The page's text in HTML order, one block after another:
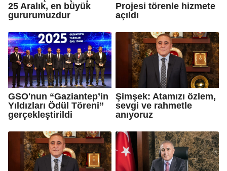
25 Aralık, en büyük
gururumuzdur
Projesi törenle hizmete
açıldı
GSO'nun “Gaziantep’in
Yıldızları Ödül Töreni”
gerçekleştirildi
Şimşek: Atamızı özlem,
sevgi ve rahmetle
anıyoruz